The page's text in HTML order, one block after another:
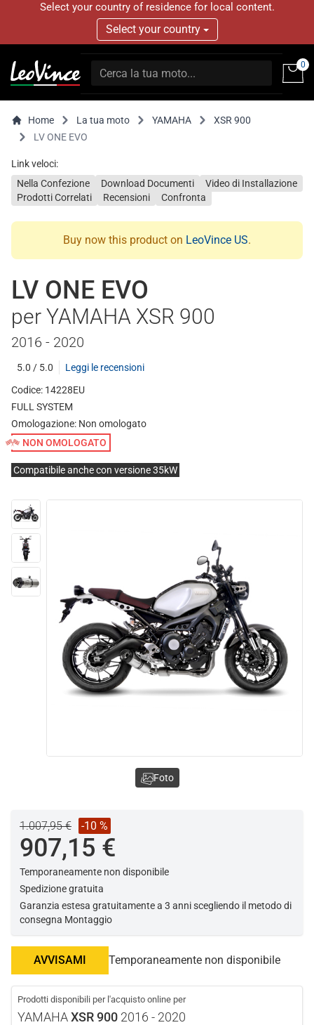
Select your country of residence for local content.
Select your country
0
Home La tua moto YAMAHA
XSR 900
LV ONE EVO
Link veloci:
Nella Confezione
Download Documenti
Video di Installazione
Prodotti Correlati
Recensioni Confronta
Buy now this product on LeoVince US.
LV ONE EVO
per YAMAHA XSR 900
2016 - 2020
5.0 / 5.0
Leggi le recensioni
Codice: 14228EU
FULL SYSTEM
Omologazione: Non omologato
NON OMOLOGATO
Compatibile anche con versione 35kW
1.007,95 € -10 %
907,15 €
Temporaneamente non disponibile
Spedizione gratuita
Garanzia estesa gratuitamente a 3 anni scegliendo il metodo di
consegna Montaggio
AVVISAMI Temporaneamente non disponibile
Prodotti disponibili per l'acquisto online per
YAMAHAXSR 900 2016 - 2020
Foto